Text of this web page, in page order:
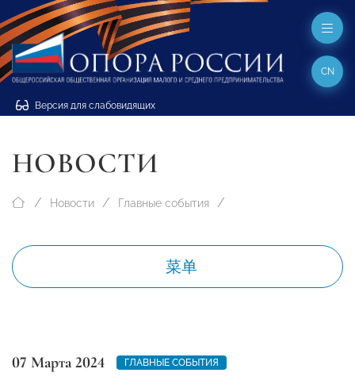
Версия для слабовидящих
CN
НОВОСТИ
Новости Главные события
菜单
07 Марта 2024 ГЛАВНЫЕ СОБЫТИЯ